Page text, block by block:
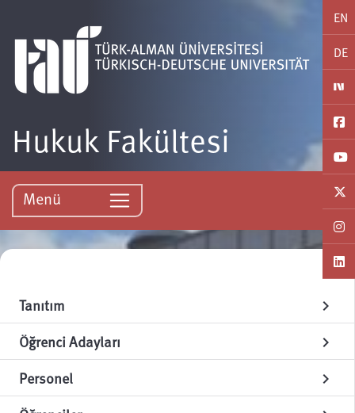
EN
DE
Hukuk Fakültesi
Menü
Tanıtım chevron_right
Öğrenci Adayları chevron_right
Personel chevron_right